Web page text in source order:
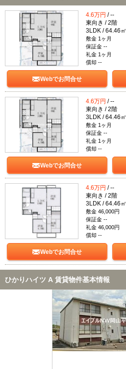
4.6万円 / --
東向き / 2階
3LDK / 64.46㎡
敷金 1ヶ月
保証金 --
礼金 1ヶ月
償却 --
Webでお問合せ
4.6万円 / --
東向き / 2階
3LDK / 64.46㎡
敷金 1ヶ月
保証金 --
礼金 1ヶ月
償却 --
Webでお問合せ
4.6万円 / --
東向き / 2階
3LDK / 64.46㎡
敷金 46,000円
保証金 --
礼金 46,000円
償却 --
Webでお問合せ
ひかりハイツ A 賃貸物件基本情報